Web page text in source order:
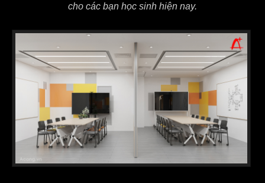
cho các bạn học sinh hiện nay.